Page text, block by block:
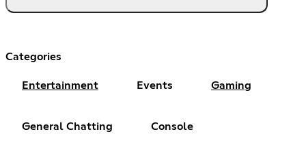
Categories
Entertainment Events Gaming
General Chatting Console